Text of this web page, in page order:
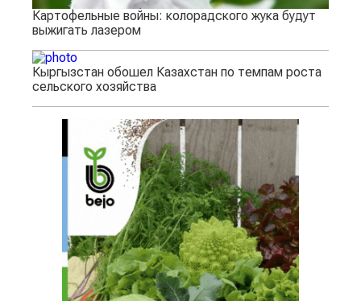
Картофельные войны: колорадского жука будут
выжигать лазером
Кыргызстан обошел Казахстан по темпам роста
сельского хозяйства